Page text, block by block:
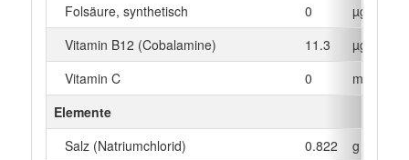
Folsäure, synthetisch
0
µg
Vitamin B12 (Cobalamine)
11.3
µg
Vitamin C
0
mg
Elemente
Salz (Natriumchlorid)
0.822
g